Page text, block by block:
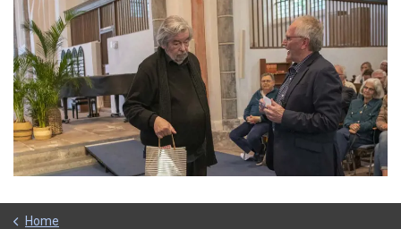
Home